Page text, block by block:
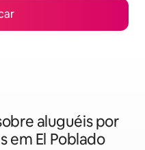
aluguéis por
em El Poblado